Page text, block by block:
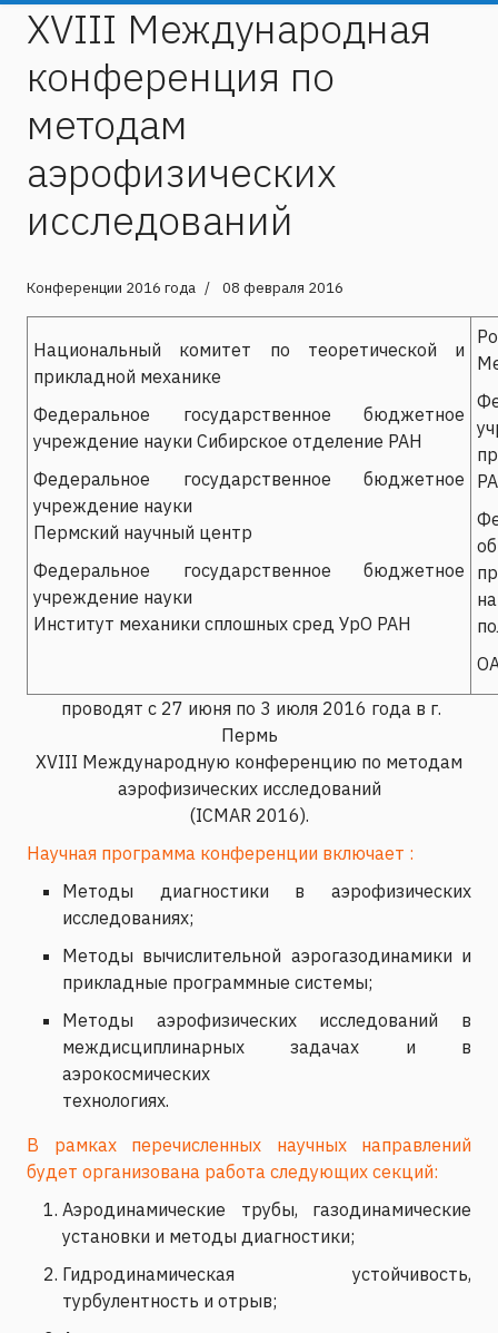
XVIII Международная
конференция по
методам
аэрофизических
исследований
Конференции 2016 года 08 февраля 2016
Национальный комитет по теоретической и
прикладной механике
Федеральное государственное бюджетное
учреждение науки Сибирское отделение РАН
Федеральное государственное бюджетное
учреждение науки
Пермский научный центр
Федеральное государственное бюджетное
учреждение науки
Институт механики сплошных сред УрО РАН
проводят с 27 июня по 3 июля 2016 года в г.
Пермь
XVIII Международную конференцию по методам
аэрофизических исследований
(ICMAR 2016).
Научная программа конференции включает :
Методы диагностики в аэрофизических
исследованиях;
Методы вычислительной аэрогазодинамики и
прикладные программные системы;
Методы аэрофизических исследований в
междисциплинарных задачах и в
аэрокосмических
технологиях.
В рамках перечисленных научных направлений
будет организована работа следующих секций:
Аэродинамические трубы, газодинамические
установки и методы диагностики;
Гидродинамическая устойчивость,
турбулентность и отрыв;